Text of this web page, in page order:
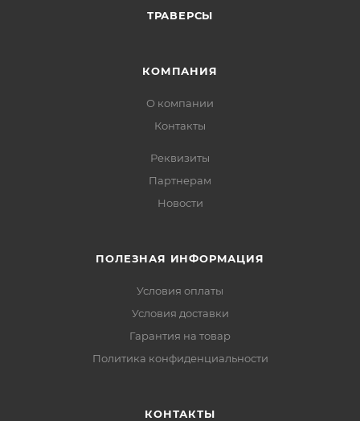
ТРАВЕРСЫ
КОМПАНИЯ
О компании
Контакты
Реквизиты
Партнерам
Новости
ПОЛЕЗНАЯ ИНФОРМАЦИЯ
Условия оплаты
Условия доставки
Гарантия на товар
Политика конфиденциальности
КОНТАКТЫ